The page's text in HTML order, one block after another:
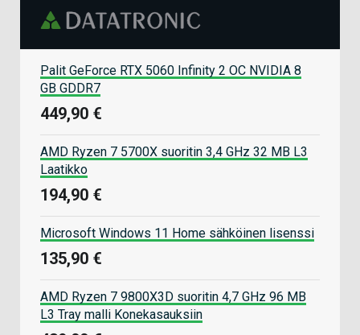
Palit GeForce RTX 5060 Infinity 2 OC NVIDIA 8
GB GDDR7
449,90 €
AMD Ryzen 7 5700X suoritin 3,4 GHz 32 MB L3
Laatikko
194,90 €
Microsoft Windows 11 Home sähköinen lisenssi
135,90 €
AMD Ryzen 7 9800X3D suoritin 4,7 GHz 96 MB
L3 Tray malli Konekasauksiin